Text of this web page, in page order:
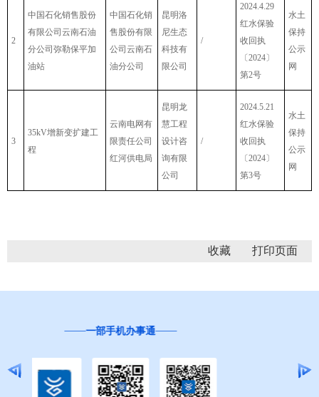
2
中国石化销售股份
有限公司云南石油
分公司弥勒保平加
油站
中国石化销
售股份有限
公司云南石
油分公司
昆明洛
尼生态
科技有
限公司
/
2024.4.29
红水保验
收回执
〔2024〕
第2号
水土
保持
公示
网
3
35kV增新变扩建工
程
云南电网有
限责任公司
红河供电局
昆明龙
慧工程
设计咨
询有限
公司
/
2024.5.21
红水保验
收回执
〔2024〕
第3号
水土
保持
公示
网
收藏
“互联网+督查”